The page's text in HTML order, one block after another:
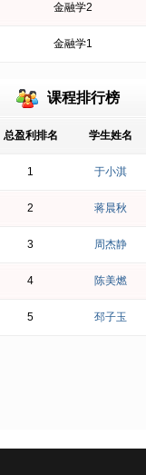
金融学2
金融学1
课程排行榜
总盈利排名 学生姓名
1 于小淇
2 蒋晨秋
3 周杰静
4 陈美燃
5 邳子玉